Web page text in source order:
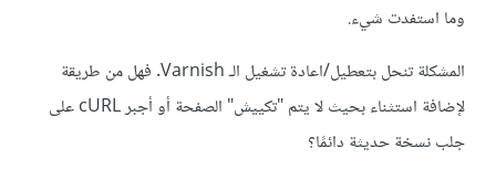
وما استفدت شيء.
المشكلة تنحل بتعطيل/اعادة تشغيل الـ Varnish. فهل من طريقة
لإضافة استثناء بحيث لا يتم "تكييش" الصفحة أو أجبر cURL على
جلب نسخة حديثة دائمًا؟